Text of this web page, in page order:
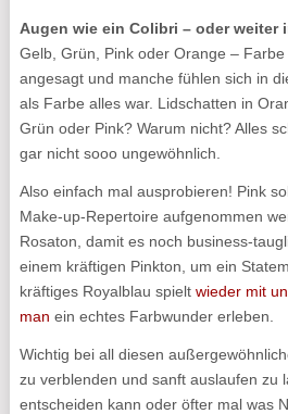
Augen wie ein Colibri – oder weiter
Gelb, Grün, Pink oder Orange –
angesagt und manche fühlen sich in
als Farbe alles war. Lidschatten in
Grün oder Pink? Warum nicht? Alles
gar nicht sooo ungewöhnlich.
Also einfach mal ausprobieren! Pink
Make-up-Repertoire aufgenommen
Rosaton, damit es noch business-
einem kräftigen Pinkton, um ein
kräftiges Royalblau spielt wieder mit
man ein echtes Farbwunder erleben.
Wichtig bei all diesen
zu verblenden und sanft auslaufen zu
entscheiden kann oder öfter mal was